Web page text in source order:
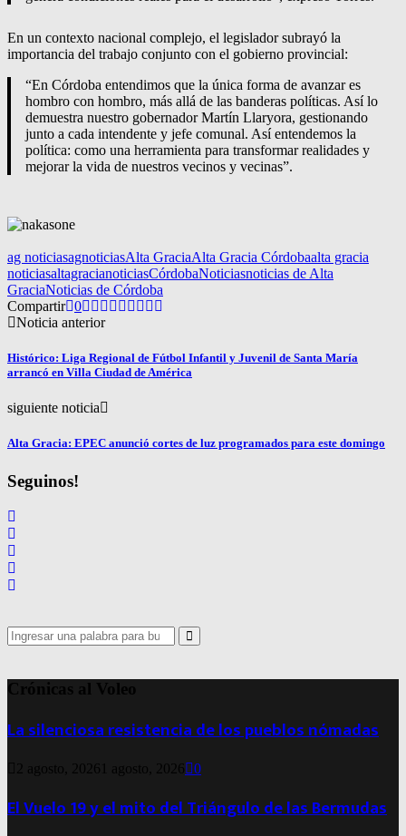
En un contexto nacional complejo, el legislador subrayó la
importancia del trabajo conjunto con el gobierno provincial:
“En Córdoba entendimos que la única forma de avanzar es
hombro con hombro, más allá de las banderas políticas. Así lo
demuestra nuestro gobernador Martín Llaryora, gestionando
junto a cada intendente y jefe comunal. Así entendemos la
política: como una herramienta para transformar realidades y
mejorar la vida de nuestros vecinos y vecinas”.
ag noticiasagnoticiasAlta GraciaAlta Gracia Córdobaalta gracia
noticiasaltagracianoticiasCórdobaNoticiasnoticias de Alta
GraciaNoticias de Córdoba
Compartir 0
Noticia anterior
Histórico: Liga Regional de Fútbol Infantil y Juvenil de Santa María
arrancó en Villa Ciudad de América
siguiente noticia
Alta Gracia: EPEC anunció cortes de luz programados para este domingo
Seguinos!
Search
for:
Search
Crónicas al Voleo
La silenciosa resistencia de los pueblos nómadas
2 agosto, 2026 1 agosto, 2026 0
El Vuelo 19 y el mito del Triángulo de las Bermudas